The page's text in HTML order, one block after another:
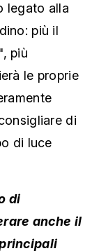
legato alla
più il
più
le proprie
di
di luce
di
anche il